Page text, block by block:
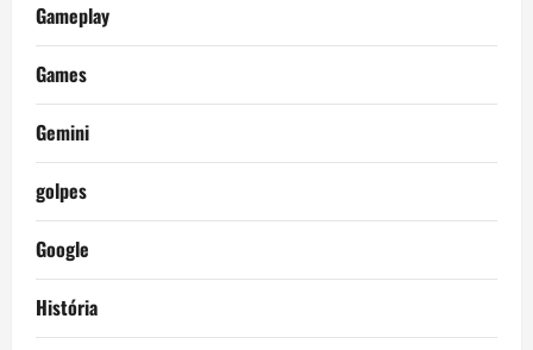
Gameplay
Games
Gemini
golpes
Google
História